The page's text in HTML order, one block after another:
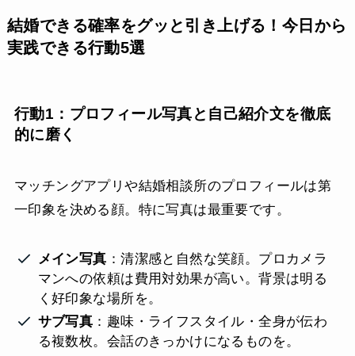
結婚できる確率をグッと引き上げる！今日から
実践できる行動5選
行動1：プロフィール写真と自己紹介文を徹底
的に磨く
マッチングアプリや結婚相談所のプロフィールは第
一印象を決める顔。特に写真は最重要です。
メイン写真 ：清潔感と自然な笑顔。プロカメラ
マンへの依頼は費用対効果が高い。背景は明る
く好印象な場所を。
サブ写真 ：趣味・ライフスタイル・全身が伝わ
る複数枚。会話のきっかけになるものを。